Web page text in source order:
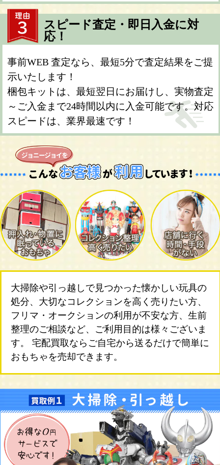
スピード査定・即日入金に対
応！
事前WEB 査定なら、最短5分で査定結果をご提
示いたします！
梱包キットは、最短翌日にお届けし、実物査定
～ご入金まで24時間以内に入金可能です。対応
スピードは、業界最速です！
大掃除や引っ越しで見つかった懐かしい玩具の
処分、大切なコレクションを高く売りたい方、
フリマ・オークションの利用が不安な方、生前
整理のご相談など、ご利用目的は様々ございま
す。 宅配買取ならご自宅から送るだけで簡単に
おもちゃを売却できます。